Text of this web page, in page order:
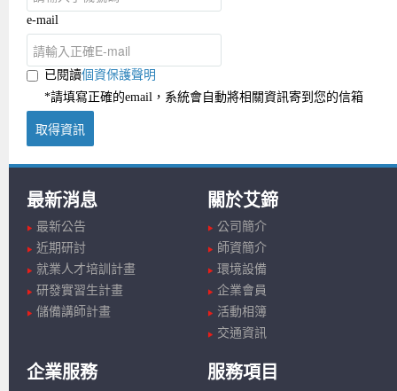
e-mail
已閱讀個資保護聲明
*請填寫正確的email，系統會自動將相關資訊寄到您的信箱
取得資訊
最新消息
最新公告
近期研討
就業人才培訓計畫
研發實習生計畫
儲備講師計畫
關於艾鍗
公司簡介
師資簡介
環境設備
企業會員
活動相簿
交通資訊
企業服務 服務項目